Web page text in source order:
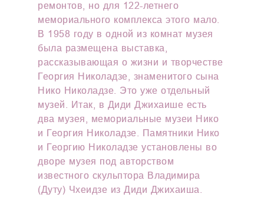
ремонтов, но для 122-летнего
мемориального комплекса этого мало.
В 1958 году в одной из комнат музея
была размещена выставка,
рассказывающая о жизни и творчестве
Георгия Николадзе, знаменитого сына
Нико Николадзе. Это уже отдельный
музей. Итак, в Диди Джихаише есть
два музея, мемориальные музеи Нико
и Георгия Николадзе. Памятники Нико
и Георгию Николадзе установлены во
дворе музея под авторством
известного скульптора Владимира
(Дуту) Чхеидзе из Диди Джихаиша.